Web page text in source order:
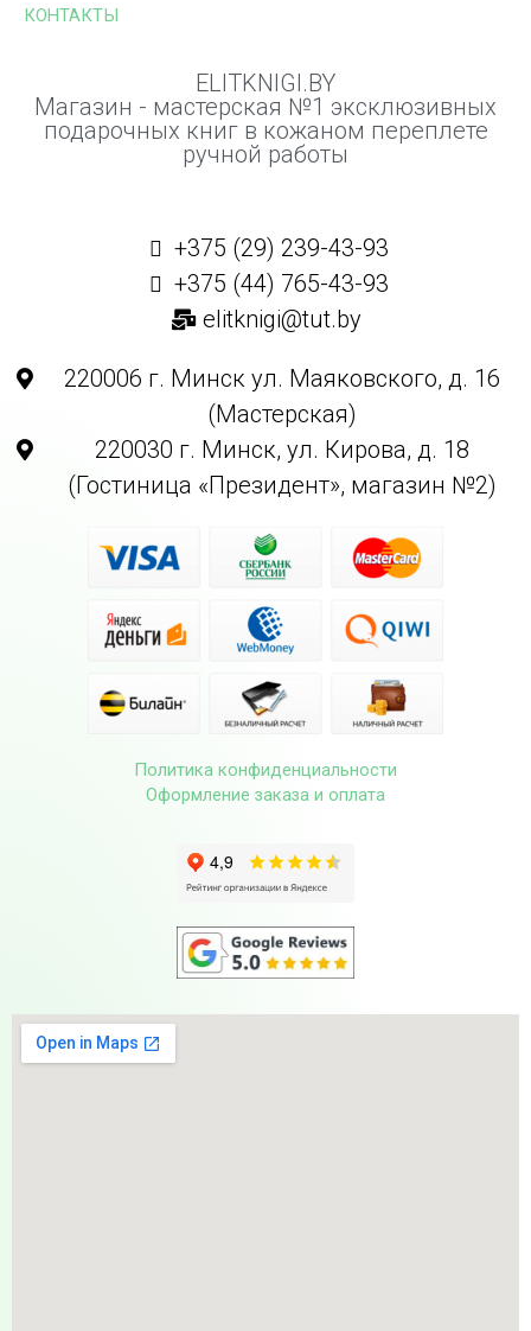
КОНТАКТЫ
ELITKNIGI.BY
Магазин - мастерская №1 эксклюзивных
подарочных книг в кожаном переплете
ручной работы
+375 (29) 239-43-93
+375 (44) 765-43-93
elitknigi@tut.by
220006 г. Минск ул. Маяковского, д. 16
(Мастерская)
220030 г. Минск, ул. Кирова, д. 18
(Гостиница «Президент», магазин №2)
Политика конфиденциальности
Оформление заказа и оплата